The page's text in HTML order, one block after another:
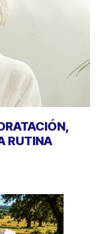
RUTINA